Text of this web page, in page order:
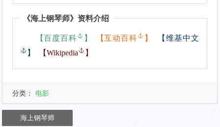
《海上钢琴师》资料介绍
【百度百科 】 【互动百科 】 【维基中文
】
【Wikipedia 】
分类： 电影
海上钢琴师